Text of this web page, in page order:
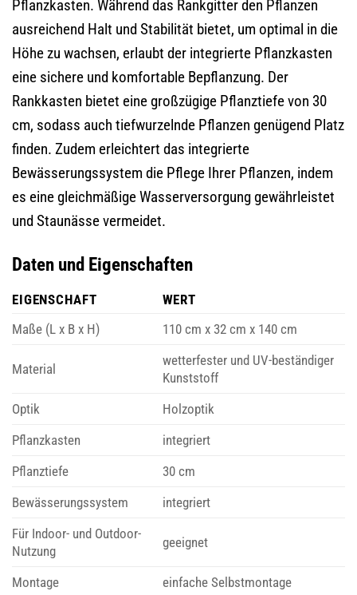
Pflanzkasten. Während das Rankgitter den Pflanzen
ausreichend Halt und Stabilität bietet, um optimal in die
Höhe zu wachsen, erlaubt der integrierte Pflanzkasten
eine sichere und komfortable Bepflanzung. Der
Rankkasten bietet eine großzügige Pflanztiefe von 30
cm, sodass auch tiefwurzelnde Pflanzen genügend Platz
finden. Zudem erleichtert das integrierte
Bewässerungssystem die Pflege Ihrer Pflanzen, indem
es eine gleichmäßige Wasserversorgung gewährleistet
und Staunässe vermeidet.
Daten und Eigenschaften
EIGENSCHAFT
WERT
Maße (L x B x H)
110 cm x 32 cm x 140 cm
Material
wetterfester und UV-beständiger
Kunststoff
Optik
Holzoptik
Pflanzkasten
integriert
Pflanztiefe
30 cm
Bewässerungssystem
integriert
Für Indoor- und Outdoor-
Nutzung
geeignet
Montage einfache Selbstmontage